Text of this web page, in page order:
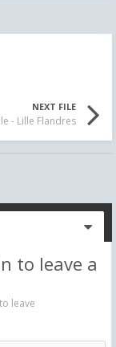
NEXT FILE
- Lille Flandres
to leave a
leave